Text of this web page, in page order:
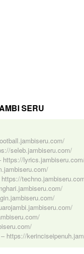
SERU
seleb.jambiseru.com/
https://
https://